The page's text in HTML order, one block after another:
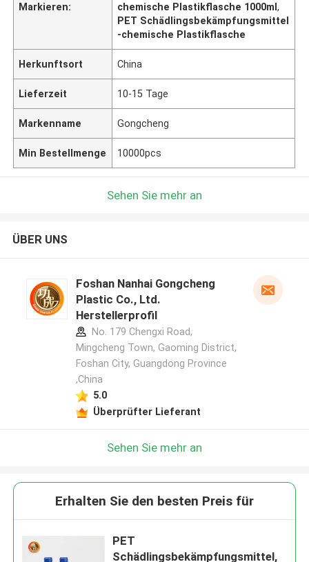
Markieren:
chemische Plastikflasche 1000ml,
PET Schädlingsbekämpfungsmittel
-chemische Plastikflasche
Herkunftsort China
Lieferzeit 10-15 Tage
Markenname Gongcheng
Min Bestellmenge 10000pcs
Sehen Sie mehr an
ÜBER UNS
Foshan Nanhai Gongcheng
Plastic Co., Ltd.
Herstellerprofil
No. 179 Chengxi Road,
Mingcheng Town, Gaoming District,
Foshan City, Guangdong Province
,China
5.0
Überprüfter Lieferant
Sehen Sie mehr an
Erhalten Sie den besten Preis für
PET
Schädlingsbekämpfungsmittel,